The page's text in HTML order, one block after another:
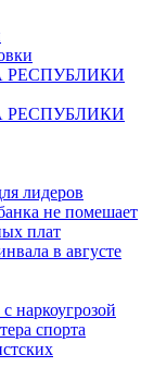
лидеров
не помешает
плат
в августе
наркоугрозой
спорта